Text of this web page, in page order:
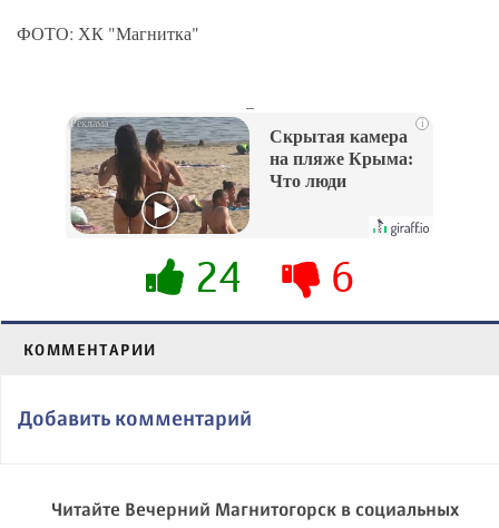
ФОТО: ХК "Магнитка"
i
Скрытая камера
на пляже Крыма:
Что люди
их не видят...
24 6
КОММЕНТАРИИ
Добавить комментарий
Читайте Вечерний Магнитогорск в социальных